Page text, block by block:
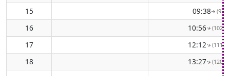
15 09:38↑(92°
16 10:56↑(102°
17 12:12↑(111°
18 13:27↑(120°